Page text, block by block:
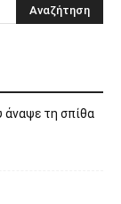
τη σπίθα